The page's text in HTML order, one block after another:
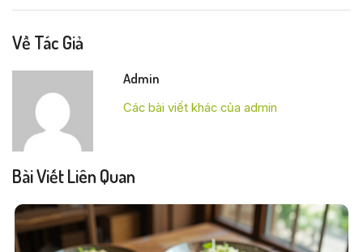
Về Tác Giả
Admin
Các bài viết khác của admin
Bài Viết Liên Quan